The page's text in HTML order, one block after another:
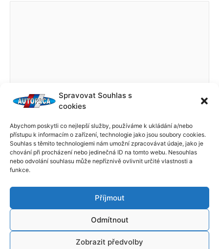
Spravovat Souhlas s
cookies
Abychom poskytli co nejlepší služby, používáme k ukládání a/nebo
přístupu k informacím o zařízení, technologie jako jsou soubory cookies.
Souhlas s těmito technologiemi nám umožní zpracovávat údaje, jako je
chování při procházení nebo jedinečná ID na tomto webu. Nesouhlas
nebo odvolání souhlasu může nepříznivě ovlivnit určité vlastnosti a
funkce.
Příjmout
Odmítnout
Zobrazit předvolby
←Předchozí Příspěvek Další Příspěvek→